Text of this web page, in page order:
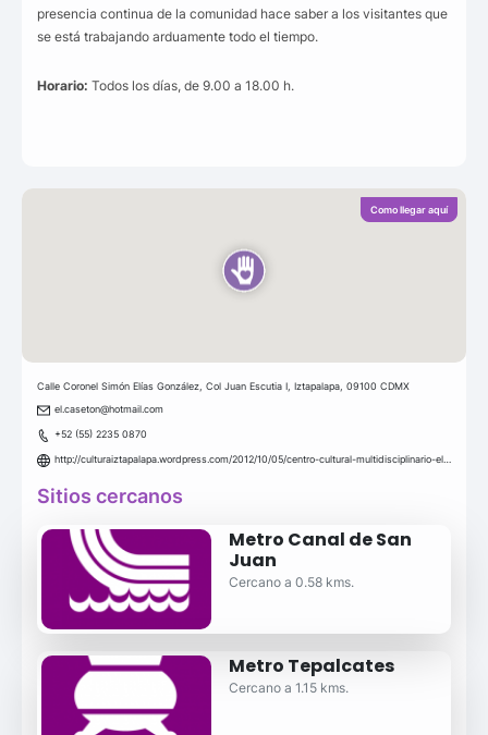
presencia continua de la comunidad hace saber a los visitantes que
se está trabajando arduamente todo el tiempo.
Horario: Todos los días, de 9.00 a 18.00 h.
Como llegar aquí
Calle Coronel Simón Elías González, Col Juan Escutia I, Iztapalapa, 09100 CDMX
el.caseton@hotmail.com
+52 (55) 2235 0870
Sitios cercanos
Metro Canal de San
Juan
Cercano a 0.58 kms.
Metro Tepalcates
Cercano a 1.15 kms.